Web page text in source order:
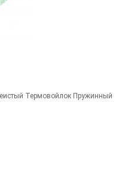
Термовойлок Пружинный